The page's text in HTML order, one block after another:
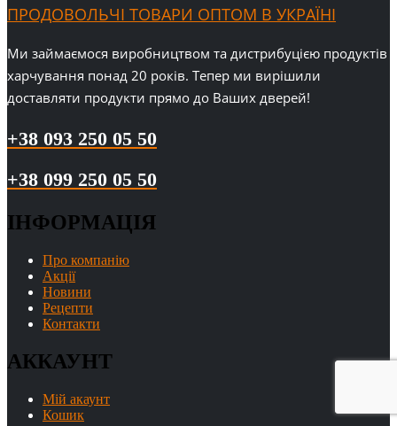
ПРОДОВОЛЬЧІ ТОВАРИ ОПТОМ В УКРАЇНІ
Ми займаємося виробництвом та дистрибуцією продуктів
харчування понад 20 років. Тепер ми вирішили
доставляти продукти прямо до Ваших дверей!
+38 093 250 05 50
+38 099 250 05 50
ІНФОРМАЦІЯ
Про компанію
Акції
Новини
Рецепти
Контакти
АККАУНТ
Мій акаунт
Кошик